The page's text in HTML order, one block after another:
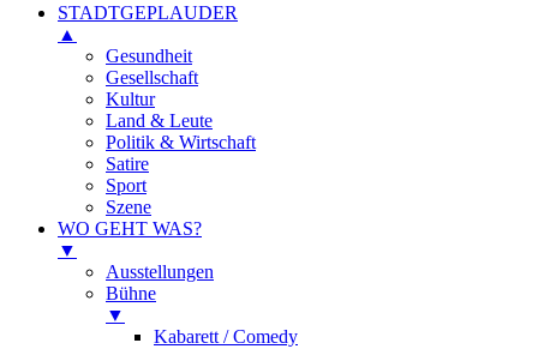
STADTGEPLAUDER
▲
Gesundheit
Gesellschaft
Kultur
Land & Leute
Politik & Wirtschaft
Satire
Sport
Szene
WO GEHT WAS?
▼
Ausstellungen
Bühne
▼
Kabarett / Comedy